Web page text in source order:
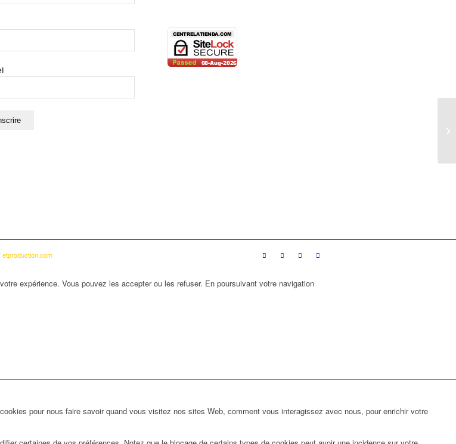
etproduction.com
expérience. Vous pouvez les accepter ou les refuser. En poursuivant votre navigation
pour nous faire savoir quand vous visitez nos sites Web, comment vous interagissez avec nous, pour enrichir votre